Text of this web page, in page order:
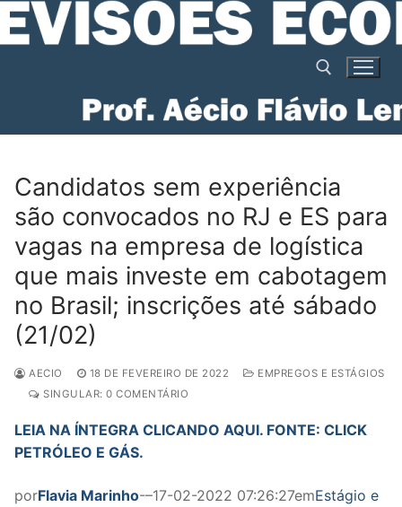
Pular
para
Candidatos sem experiência
são convocados no RJ e ES para
vagas na empresa de logística
que mais investe em cabotagem
no Brasil; inscrições até sábado
(21/02)
AECIO 18 DE FEVEREIRO DE 2022
EMPREGOS E ESTÁGIOS
SINGULAR: 0 COMENTÁRIO
LEIA NA ÍNTEGRA CLICANDO AQUI. FONTE: CLICK
PETRÓLEO E GÁS.
porFlavia Marinho-–17-02-2022 07:26:27emEstágio e